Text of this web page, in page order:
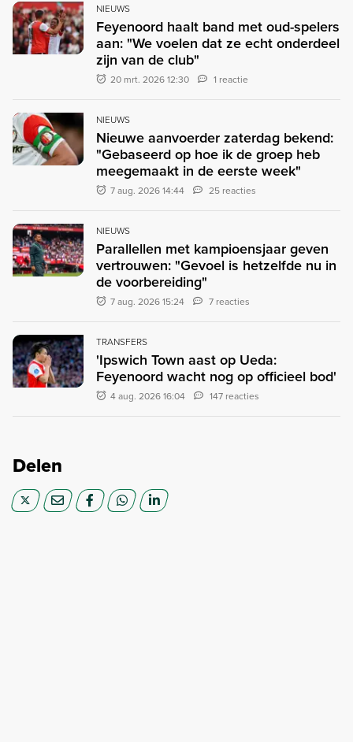
NIEUWS
Feyenoord haalt band met oud-spelers
aan: "We voelen dat ze echt onderdeel
zijn van de club"
20 mrt. 2026 12:30 1 reactie
NIEUWS
Nieuwe aanvoerder zaterdag bekend:
"Gebaseerd op hoe ik de groep heb
meegemaakt in de eerste week"
7 aug. 2026 14:44 25 reacties
NIEUWS
Parallellen met kampioensjaar geven
vertrouwen: "Gevoel is hetzelfde nu in
de voorbereiding"
7 aug. 2026 15:24 7 reacties
TRANSFERS
'Ipswich Town aast op Ueda:
Feyenoord wacht nog op officieel bod'
4 aug. 2026 16:04 147 reacties
Delen